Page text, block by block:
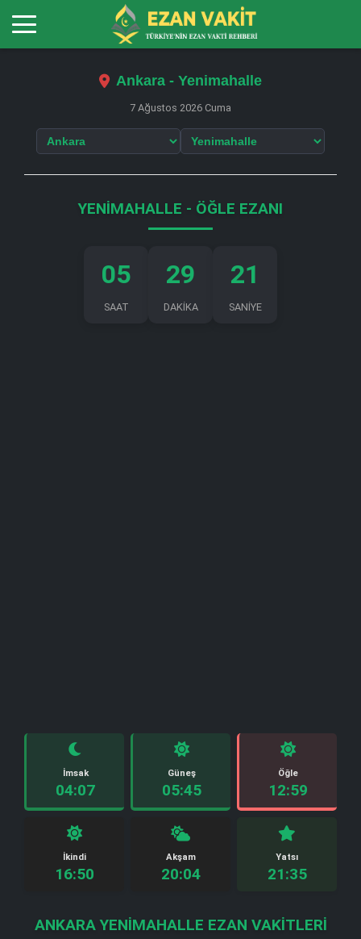
Ankara - Yenimahalle
7 Ağustos 2026 Cuma
YENIMAHALLE - ÖĞLE EZANI
05
SAAT
29
DAKİKA
21
SANİYE
İmsak
04:07
Güneş
05:45
Öğle
12:59
İkindi
16:50
Akşam
20:04
Yatsı
21:35
ANKARA YENIMAHALLE EZAN VAKITLERI